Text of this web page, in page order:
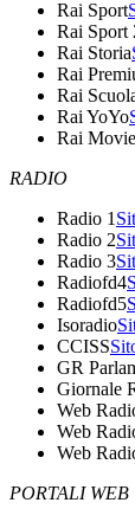
Rai Sport
Rai Sport
Rai Storia
Rai
Rai
Rai YoYo
Rai Movie
RADIO
Radio 1
Radio 2
Radio 3
Radiofd4
Radiofd5
Isoradio
CCISS
GR
Giornale
Web
Web
Web
PORTALI WEB